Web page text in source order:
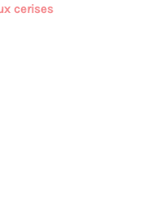
cerises